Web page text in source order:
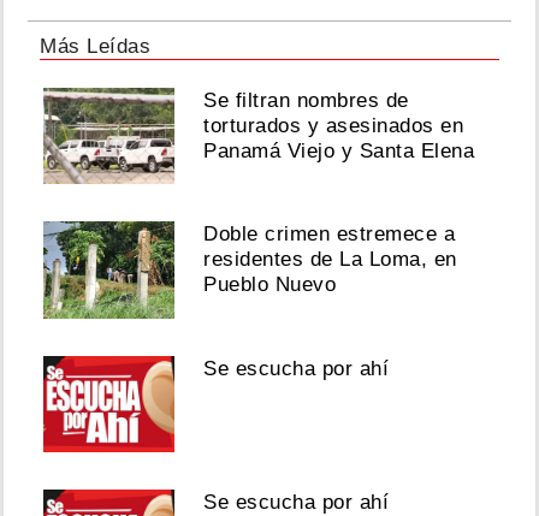
Más Leídas
Se filtran nombres de
torturados y asesinados en
Panamá Viejo y Santa Elena
Doble crimen estremece a
residentes de La Loma, en
Pueblo Nuevo
Se escucha por ahí
Se escucha por ahí